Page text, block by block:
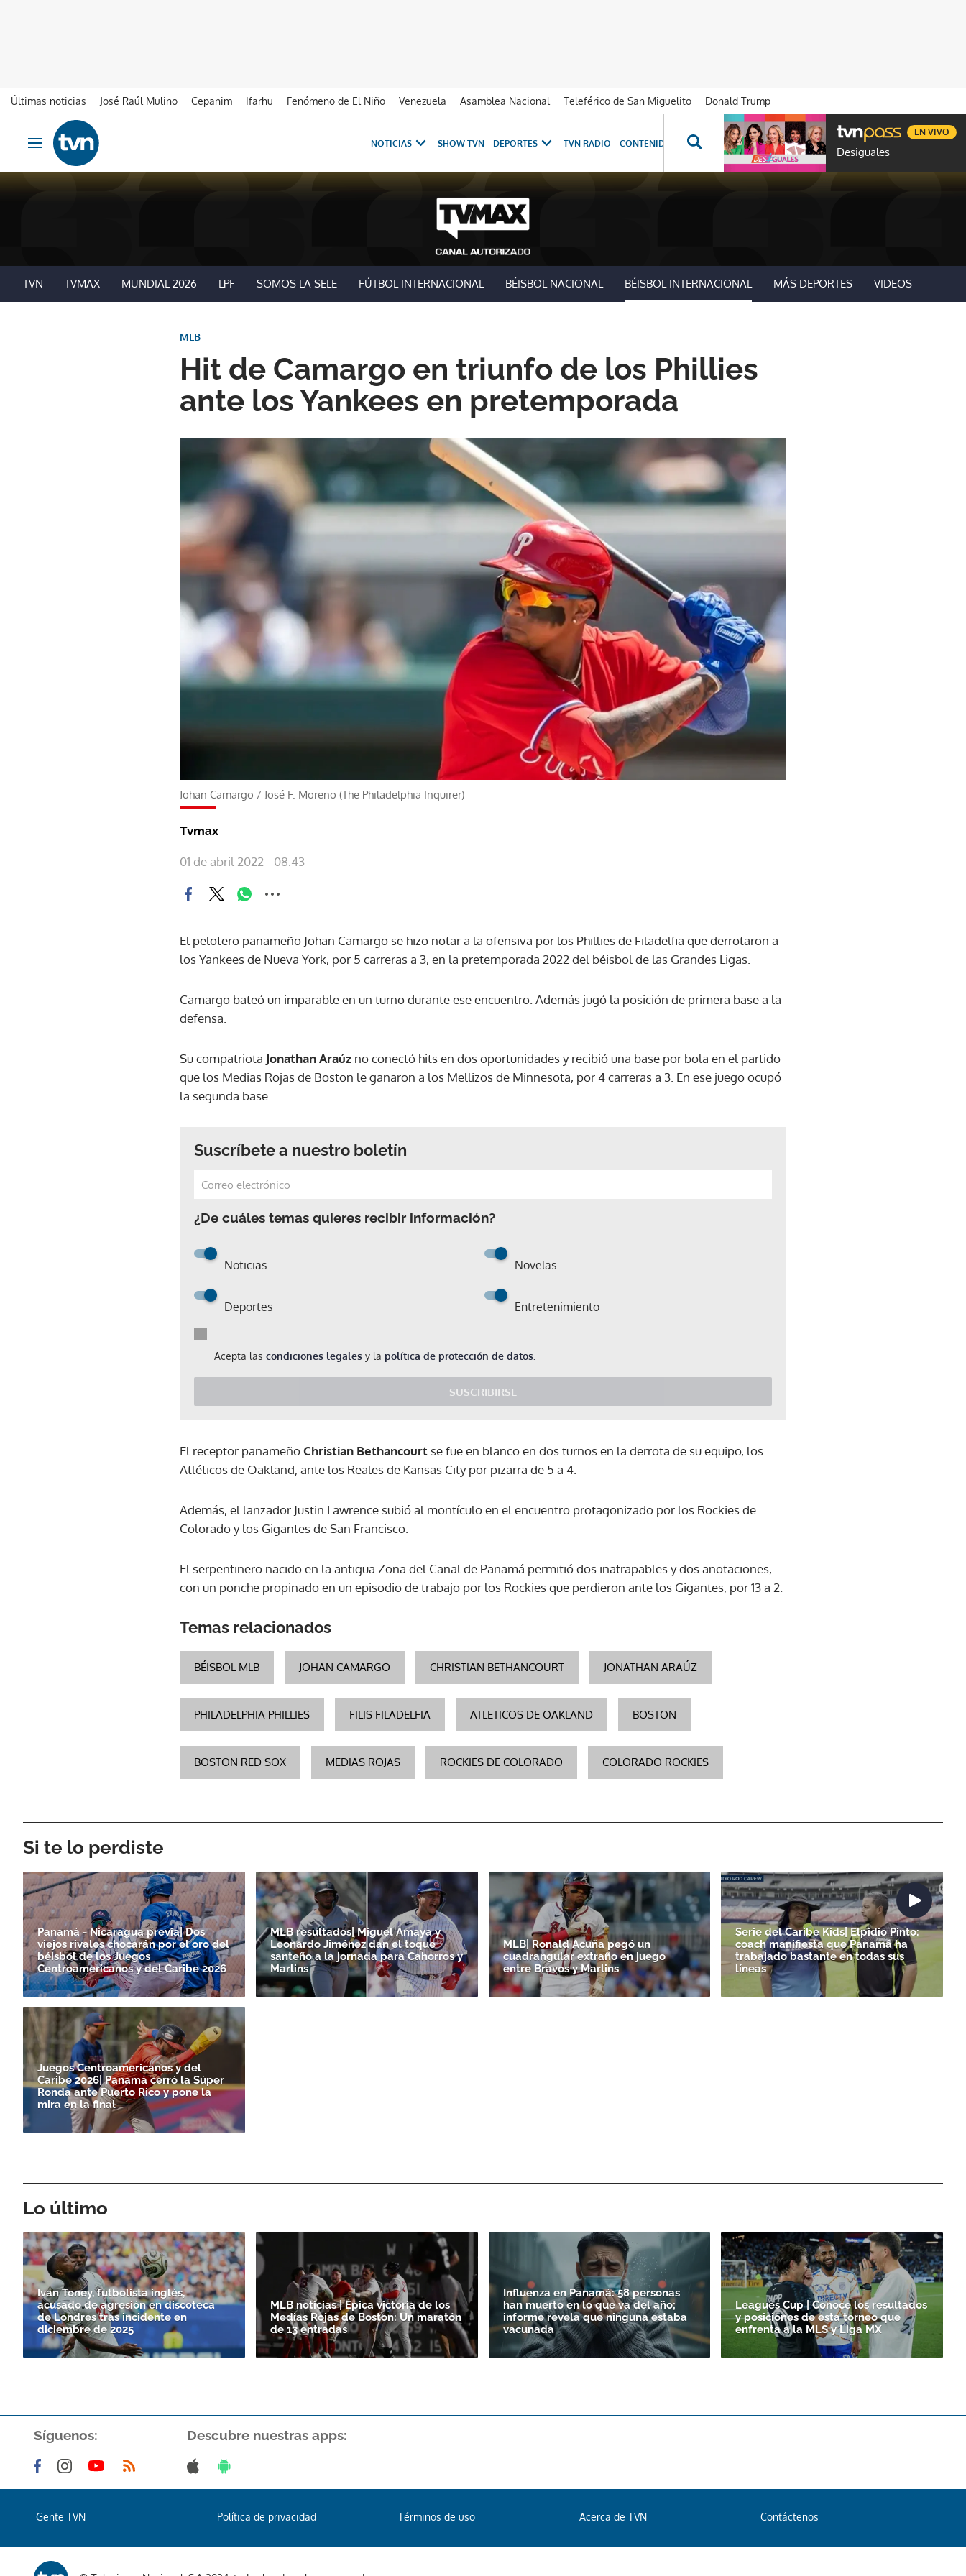
Últimas noticias José Raúl Mulino Cepanim Ifarhu Fenómeno de El Niño Venezuela Asamblea Nacional Teleférico de San Miguelito
Donald Trump
Ir al contenido
Obrir navegació
NOTICIAS SHOW TVN DEPORTES TVN RADIO CONTENIDOS ESPECIALES NOVELAS PROGRAMAS GENTE TVN
Desiguales
EN VIVO
TVN TVMAX MUNDIAL 2026 LPF SOMOS LA SELE FÚTBOL INTERNACIONAL BÉISBOL NACIONAL BÉISBOL INTERNACIONAL MÁS DEPORTES VIDEOS
Hit de Camargo en triunfo de los Phillies
ante los Yankees en pretemporada
MLB
Johan Camargo / José F. Moreno (The Philadelphia Inquirer)
Tvmax
01 de abril 2022 - 08:43
El pelotero panameño Johan Camargo se hizo notar a la ofensiva por los Phillies de Filadelfia que derrotaron a
los Yankees de Nueva York, por 5 carreras a 3, en la pretemporada 2022 del béisbol de las Grandes Ligas.
Camargo bateó un imparable en un turno durante ese encuentro. Además jugó la posición de primera base a la
defensa.
Su compatriota Jonathan Araúz no conectó hits en dos oportunidades y recibió una base por bola en el partido
que los Medias Rojas de Boston le ganaron a los Mellizos de Minnesota, por 4 carreras a 3. En ese juego ocupó
la segunda base.
Suscríbete a nuestro boletín
¿De cuáles temas quieres recibir información?
Noticias Novelas
Deportes Entretenimiento
Acepta las condiciones legales y la política de protección de datos.
SUSCRIBIRSE
ACEPTAR
El receptor panameñoChristian Bethancourt se fue en blanco en dos turnos en la derrota de su equipo, los
Atléticos de Oakland, ante los Reales de Kansas City por pizarra de 5 a 4.
Además, el lanzador Justin Lawrence subió al montículo en el encuentro protagonizado por los Rockies de
Colorado y los Gigantes de San Francisco.
El serpentinero nacido en la antigua Zona del Canal de Panamá permitió dos inatrapables y dos anotaciones,
con un ponche propinado en un episodio de trabajo por los Rockies que perdieron ante los Gigantes, por 13 a 2.
Temas relacionados
BÉISBOL MLB JOHAN CAMARGO CHRISTIAN BETHANCOURT JONATHAN ARAÚZ
PHILADELPHIA PHILLIES FILIS FILADELFIA ATLETICOS DE OAKLAND BOSTON
BOSTON RED SOX MEDIAS ROJAS ROCKIES DE COLORADO COLORADO ROCKIES
Si te lo perdiste
Panamá - Nicaragua previa| Dos
viejos rivales chocarán por el oro del
béisbol de los Juegos
Centroamericanos y del Caribe 2026
MLB resultados| Miguel Amaya y
Leonardo Jiménez dan el toque
santeño a la jornada para Cahorros y
Marlins
MLB| Ronald Acuña pegó un
cuadrangular extraño en juego
entre Bravos y Marlins
Serie del Caribe Kids| Elpidio Pinto:
coach manifiesta que Panamá ha
trabajado bastante en todas sus
líneas
Juegos Centroamericanos y del
Caribe 2026| Panamá cerró la Súper
Ronda ante Puerto Rico y pone la
mira en la final
Lo último
Ivan Toney, futbolista inglés,
acusado de agresión en discoteca
de Londres tras incidente en
diciembre de 2025
MLB noticias | Épica victoria de los
Medias Rojas de Boston: Un maratón
de 13 entradas
Influenza en Panamá: 58 personas
han muerto en lo que va del año;
informe revela que ninguna estaba
vacunada
Leagues Cup | Conoce los resultados
y posiciones de esta torneo que
enfrenta a la MLS y Liga MX
Síguenos: Descubre nuestras apps:
Gente TVN Política de privacidad Términos de uso Acerca de TVN Contáctenos